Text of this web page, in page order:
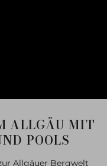
ALLGÄU MIT
POOLS
Allgäuer Bergwelt